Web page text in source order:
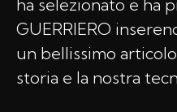
ha selezionato e ha
GUERRIERO
un bellissimo
storia e la nostra